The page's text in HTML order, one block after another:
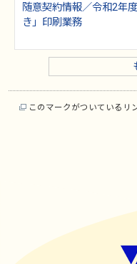
随意契約情報／令和2年
き」印刷業務
このマークがついているリ